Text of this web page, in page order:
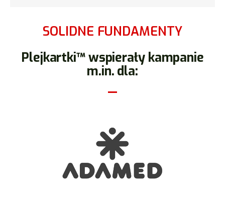
SOLIDNE FUNDAMENTY
Plejkartki™ wspierały kampanie
m.in. dla: